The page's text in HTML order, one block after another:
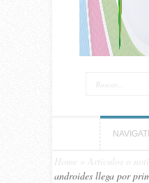
Home Artículos o
androides llega por